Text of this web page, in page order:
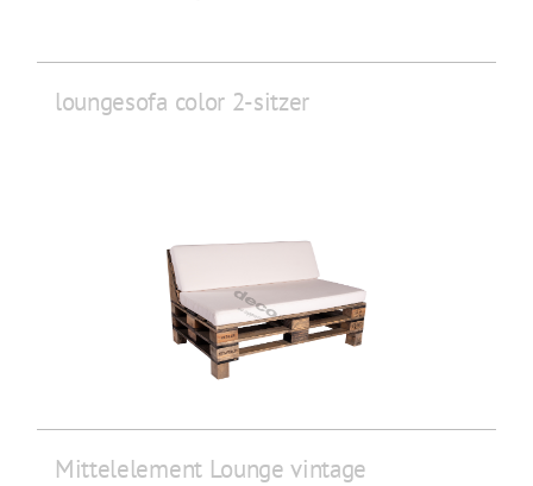
loungesofa color 2-sitzer
Mittelelement Lounge vintage